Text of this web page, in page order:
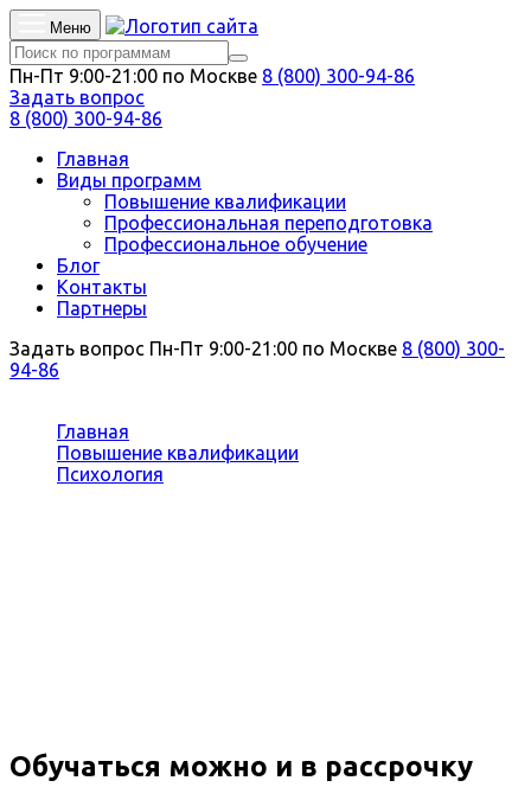
Меню
Пн-Пт 9:00-21:00 по Москве 8 (800) 300-94-86
Задать вопрос
8 (800) 300-94-86
Главная
Виды программ
Повышение квалификации
Профессиональная переподготовка
Профессиональное обучение
Блог
Контакты
Партнеры
Задать вопрос Пн-Пт 9:00-21:00 по Москве 8 (800) 300-
94-86
Главная
Повышение квалификации
Психология
Обучаться можно и в рассрочку